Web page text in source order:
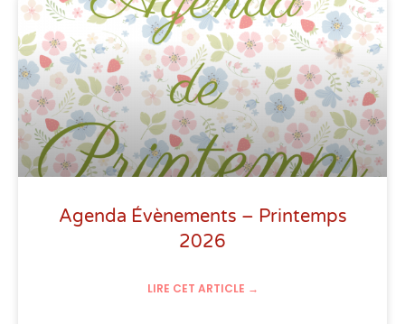
Agenda Évènements – Printemps
2026
LIRE CET ARTICLE →